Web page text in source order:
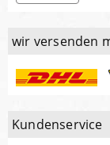
wir versenden
Kundenservice